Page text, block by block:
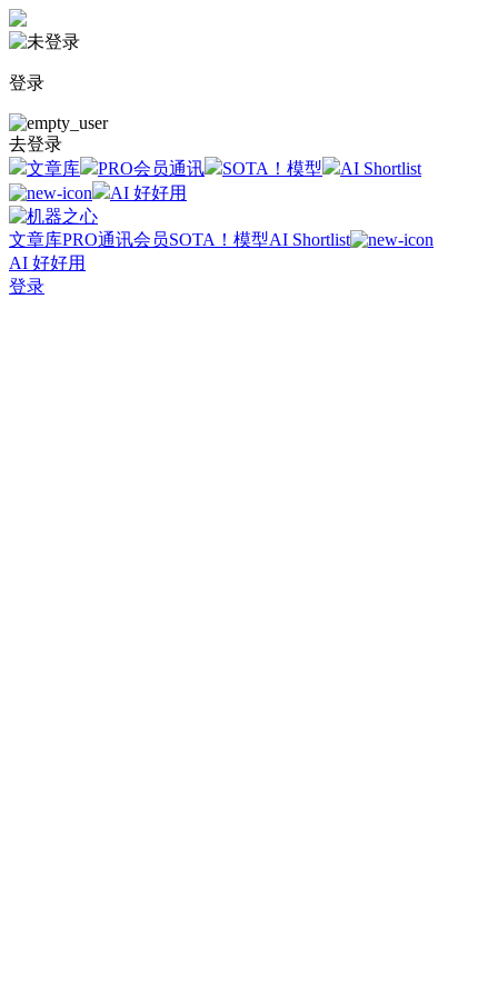
登录
去登录
文章库
PRO会员通讯 SOTA！模型
AI Shortlist
AI 好好用
文章库PRO通讯会员SOTA！模型AI Shortlist
AI 好好用
登录